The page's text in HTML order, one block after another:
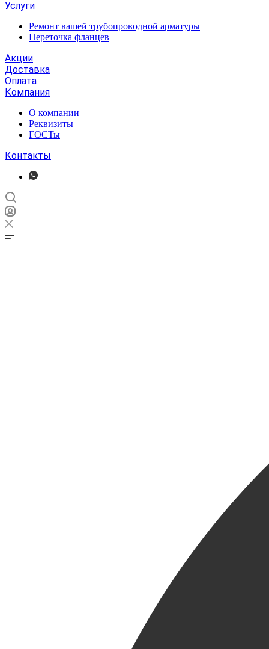
Услуги
Ремонт вашей трубопроводной арматуры
Переточка фланцев
Акции
Доставка
Оплата
Компания
О компании
Реквизиты
ГОСТы
Контакты